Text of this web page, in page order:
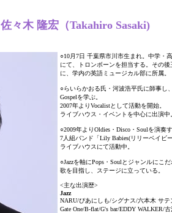
佐々木 隆宏（Takahiro Sasaki)
○10月7日 千葉県市川市生まれ。中学・
にて、トロンボーンを担当する。その
に、学内の英語ミュージカル部に所属。
○らいらかおる氏・河波浩平氏に師事し
Gospelを学ぶ。
2007年よりVocalistとして活動を開始。
ライブハウス・イベントを中心に出演中
○2009年よりOldies・Disco・Soulを演奏
7人組バンド「Lily Babies(リリーベイビ
ライブハウスにて活動中。
○Jazzを軸にPops・Soulとジャンルにこ
歌を目指し、ステージに立っている。
<主な出演歴>
Jazz
NARU/ぴあにしも/シグナス/六本木 サテ
Gate One/B-flat/G's bar/EDDY WALKER/